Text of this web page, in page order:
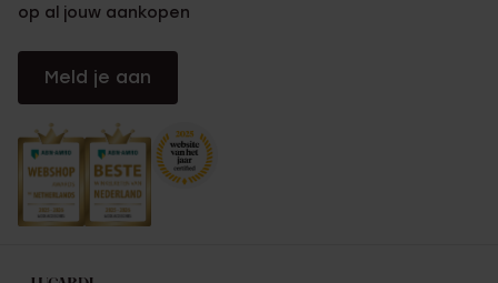
op al jouw aankopen
Meld je aan